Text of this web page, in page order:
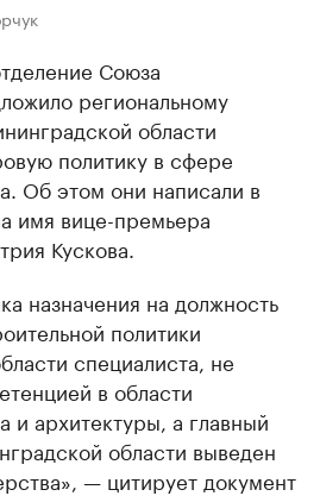
Союза
региональному
области
политику в сфере
Об этом они написали в
имя вице-премьера
Кускова.
назначения на должность
политики
специалиста, не
в области
и архитектуры, а главный
области выведен
— цитирует документ